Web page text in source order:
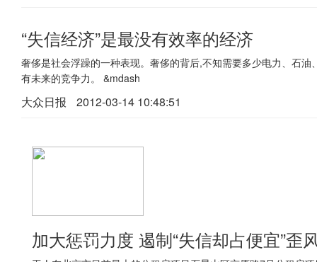
“失信经济”是最没有效率的经济
奢侈是社会浮躁的一种表现。奢侈的背后,不知需要多少电力、石
有未来的竞争力。 &mdash
大众日报 2012-03-14 10:48:51
加大惩罚力度 遏制“失信却占便宜”歪